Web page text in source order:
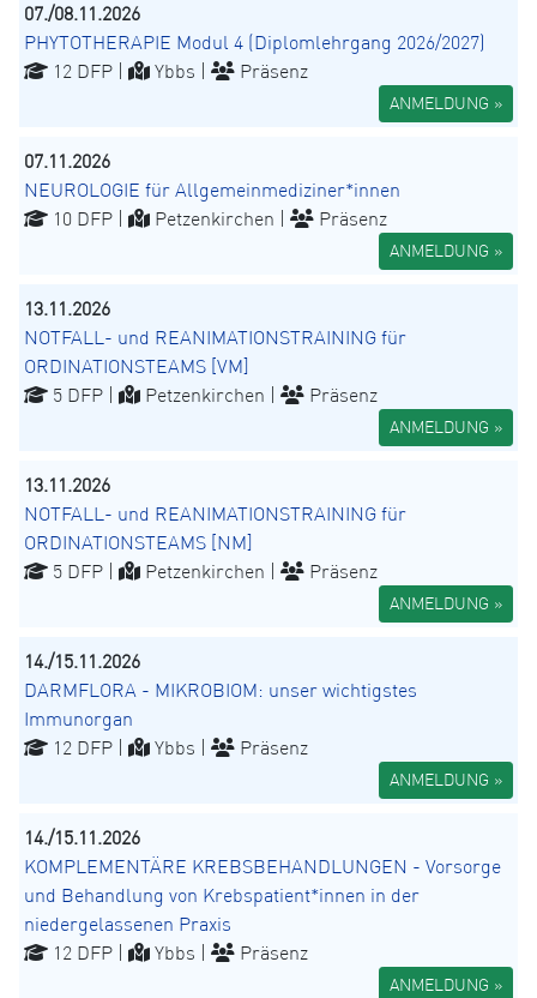
07./08.11.2026
PHYTOTHERAPIE Modul 4 (Diplomlehrgang 2026/2027)
12 DFP |
Ybbs | Präsenz
ANMELDUNG »
07.11.2026
NEUROLOGIE für Allgemeinmediziner*innen
10 DFP |
Petzenkirchen | Präsenz
ANMELDUNG »
13.11.2026
NOTFALL- und REANIMATIONSTRAINING für
ORDINATIONSTEAMS [VM]
5 DFP |
Petzenkirchen | Präsenz
ANMELDUNG »
13.11.2026
NOTFALL- und REANIMATIONSTRAINING für
ORDINATIONSTEAMS [NM]
5 DFP |
Petzenkirchen | Präsenz
ANMELDUNG »
14./15.11.2026
DARMFLORA - MIKROBIOM: unser wichtigstes
Immunorgan
12 DFP |
Ybbs | Präsenz
ANMELDUNG »
14./15.11.2026
KOMPLEMENTÄRE KREBSBEHANDLUNGEN - Vorsorge
und Behandlung von Krebspatient*innen in der
niedergelassenen Praxis
12 DFP |
Ybbs | Präsenz
ANMELDUNG »